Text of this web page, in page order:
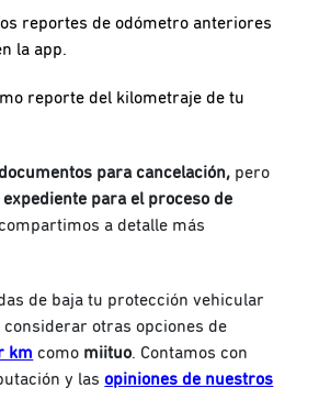
reportes de odómetro anteriores
la app.
reporte del kilometraje de tu
para cancelación, pero
expediente para el proceso de
a detalle más
de baja tu protección vehicular
considerar otras opciones de
km como miituo. Contamos con
y lasopiniones de nuestros